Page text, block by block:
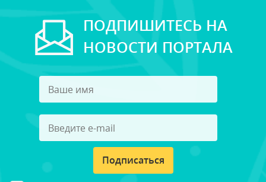
ПОДПИШИТЕСЬ НА
НОВОСТИ ПОРТАЛА
Подписаться